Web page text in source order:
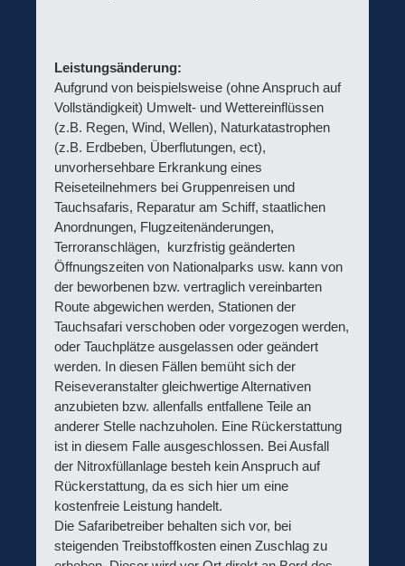
Leistungsänderung:
Aufgrund von beispielsweise (ohne Anspruch auf
Vollständigkeit) Umwelt- und Wettereinflüssen
(z.B. Regen, Wind, Wellen), Naturkatastrophen
(z.B. Erdbeben, Überflutungen, ect),
unvorhersehbare Erkrankung eines
Reiseteilnehmers bei Gruppenreisen und
Tauchsafaris, Reparatur am Schiff, staatlichen
Anordnungen, Flugzeitenänderungen,
Terroranschlägen, kurzfristig geänderten
Öffnungszeiten von Nationalparks usw. kann von
der beworbenen bzw. vertraglich vereinbarten
Route abgewichen werden, Stationen der
Tauchsafari verschoben oder vorgezogen werden,
oder Tauchplätze ausgelassen oder geändert
werden. In diesen Fällen bemüht sich der
Reiseveranstalter gleichwertige Alternativen
anzubieten bzw. allenfalls entfallene Teile an
anderer Stelle nachzuholen. Eine Rückerstattung
ist in diesem Falle ausgeschlossen. Bei Ausfall
der Nitroxfüllanlage besteh kein Anspruch auf
Rückerstattung, da es sich hier um eine
kostenfreie Leistung handelt.
Die Safaribetreiber behalten sich vor, bei
steigenden Treibstoffkosten einen Zuschlag zu